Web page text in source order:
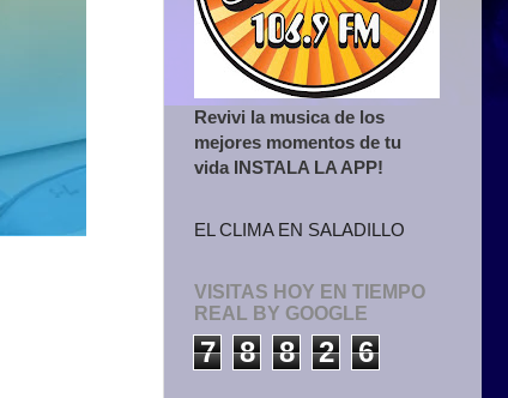
Revivi la musica de los
mejores momentos de tu
vida INSTALA LA APP!
EL CLIMA EN SALADILLO
VISITAS HOY EN TIEMPO
REAL BY GOOGLE
7 8 8 2 6